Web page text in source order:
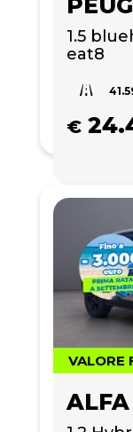
1.5
eat8
€
VALORE